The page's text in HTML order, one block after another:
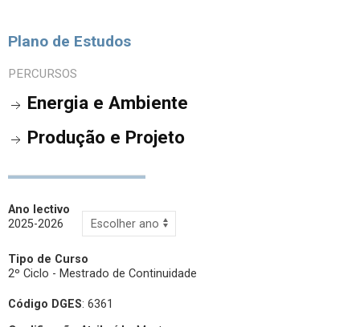
Plano de Estudos
PERCURSOS
Energia e Ambiente
Produção e Projeto
Ano lectivo
2025-2026
Tipo de Curso
2º Ciclo - Mestrado de Continuidade
Código DGES: 6361